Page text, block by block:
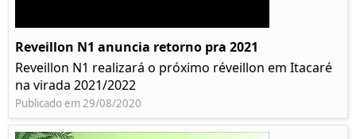
Reveillon N1 anuncia retorno pra 2021
Reveillon N1 realizará o próximo réveillon em Itacaré
na virada 2021/2022
Publicado em 29/08/2020